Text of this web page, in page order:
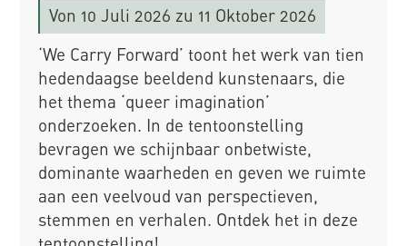
Von 10 Juli 2026 zu 11 Oktober 2026
‘We Carry Forward’ toont het werk van tien
hedendaagse beeldend kunstenaars, die
het thema ‘queer imagination’
onderzoeken. In de tentoonstelling
bevragen we schijnbaar onbetwiste,
dominante waarheden en geven we ruimte
aan een veelvoud van perspectieven,
stemmen en verhalen. Ontdek het in deze